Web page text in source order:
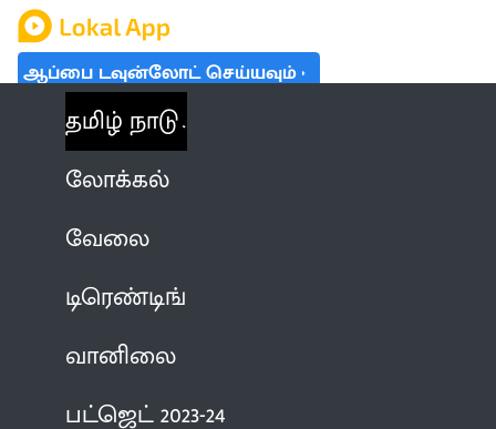
ஆப்பை டவுன்லோட் செய்யவும்
தமிழ் நாடு
லோக்கல்
வேலை
டிரெண்டிங்
வானிலை
பட்ஜெட் 2023-24